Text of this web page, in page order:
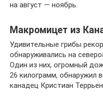
на август — ноябрь.
Макромицет из
Удивительные грибы
обнаруживались на
Один из них, огромный
26 килограмм, обнаружил
канадец Кристиан